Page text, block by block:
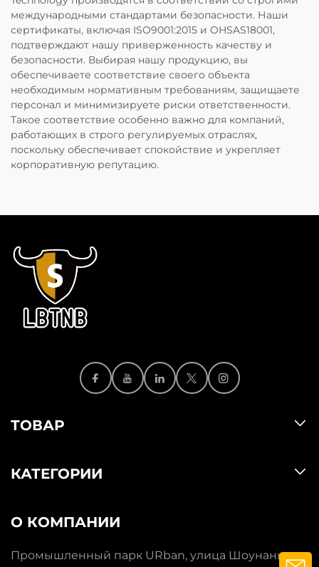
международными стандартами безопасности. Наши
сертификаты, включая ISO9001:2015 и OHSAS18001,
подтверждают нашу приверженность качеству и
безопасности. Выбирая нашу продукцию, вы
обеспечиваете соответствие своего объекта
необходимым нормативным требованиям, защищаете
персонал и минимизируете риски ответственности.
Такое соответствие особенно важно для компаний,
работающих в строго регулируемых отраслях,
поскольку обеспечивает спокойствие и укрепляет
корпоративную репутацию.
ТОВАР
КАТЕГОРИИ
О КОМПАНИИ
Промышленный парк URban, улица Шоунань,